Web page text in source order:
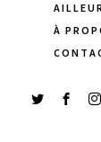
À